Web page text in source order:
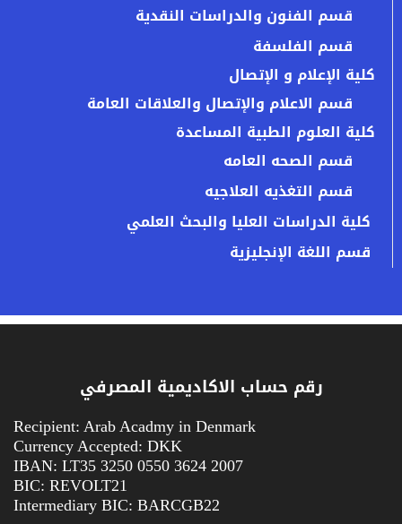
قسم الفنون والدراسات النقدية
قسم الفلسفة
كلية الإعلام و الإتصال
قسم الاعلام والإتصال والعلاقات العامة
كلية العلوم الطبية المساعدة
قسم الصحه العامه
قسم التغذيه العلاجيه
كلية الدراسات العليا والبحث العلمي
قسم اللغة الإنجليزية
رقم حساب الاكاديمية المصرفي
Recipient: Arab Acadmy in Denmark
Currency Accepted: DKK
IBAN: LT35 3250 0550 3624 2007
BIC: REVOLT21
Intermediary BIC: BARCGB22